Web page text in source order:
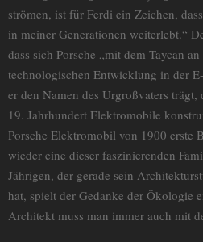
strömen, ist für Ferdi ein Zeichen,
in meiner Generationen weiterlebt.“
dass sich Porsche „mit dem Taycan
technologischen Entwicklung in der
er den Namen des Urgroßvaters
19. Jahrhundert Elektromobile
Porsche Elektromobil von 1900 erste
wieder eine dieser faszinierenden
Jährigen, der gerade sein
hat, spielt der Gedanke der Ökologie
Architekt muss man immer auch mit